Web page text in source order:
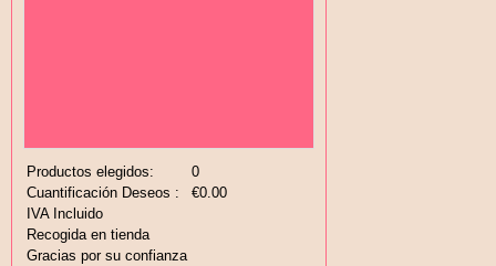
Productos elegidos:
0
Cuantificación Deseos :
€0.00
IVA Incluido
Recogida en tienda
Gracias por su confianza